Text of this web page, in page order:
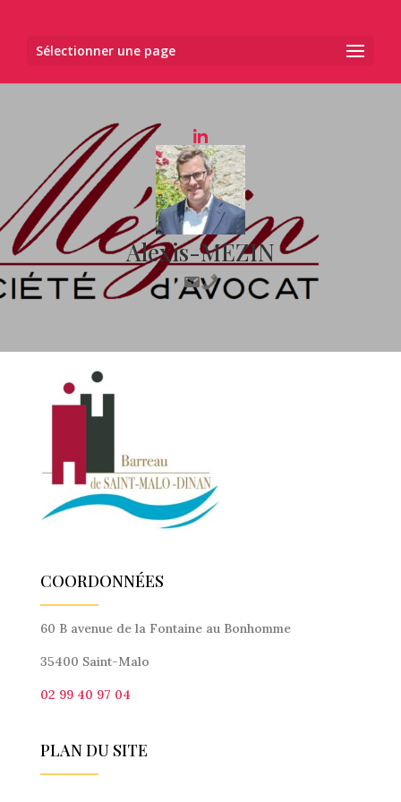
Sélectionner une page
Alexis-MEZIN
COORDONNÉES
60 B avenue de la Fontaine au Bonhomme
35400 Saint-Malo
02 99 40 97 04
PLAN DU SITE